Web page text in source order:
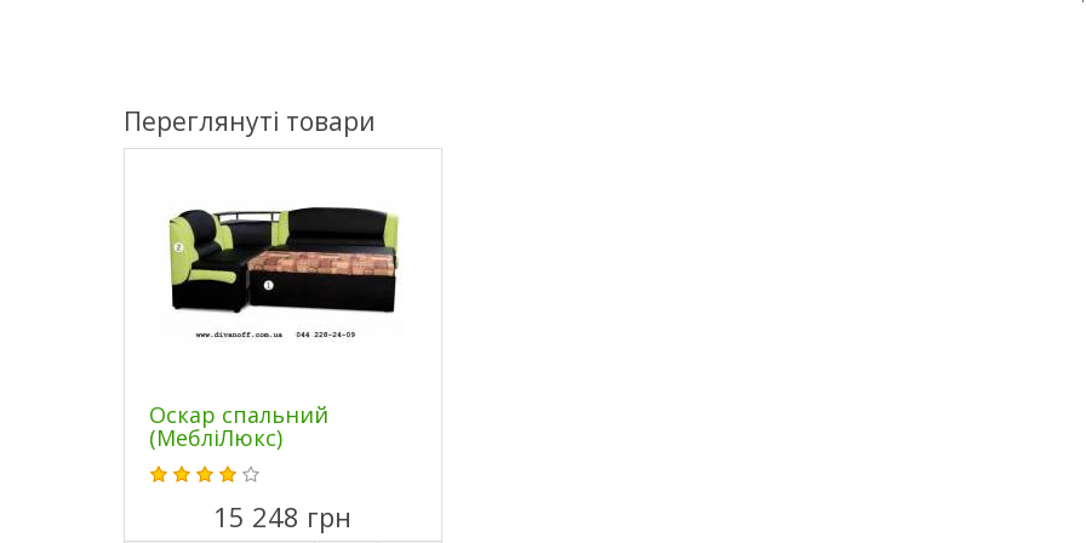
Переглянуті товари
Оскар спальний
(МебліЛюкс)
15 248 грн